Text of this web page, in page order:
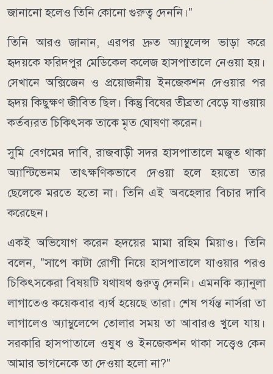
জানানো হলেও তিনি কোনো গুরুত্ব দেননি।"
তিনি আরও জানান, এরপর দ্রুত অ্যাম্বুলেন্স ভাড়া করে
হৃদয়কে ফরিদপুর মেডিকেল কলেজ হাসপাতালে নেওয়া হয়।
সেখানে অক্সিজেন ও প্রয়োজনীয় ইনজেকশন দেওয়ার পর
হৃদয় কিছুক্ষণ জীবিত ছিল। কিন্তু বিষের তীব্রতা বেড়ে যাওয়ায়
কর্তব্যরত চিকিৎসক তাকে মৃত ঘোষণা করেন।
সুমি বেগমের দাবি, রাজবাড়ী সদর হাসপাতালে মজুত থাকা
অ্যান্টিভেনম তাৎক্ষণিকভাবে দেওয়া হলে হয়তো তার
ছেলেকে মরতে হতো না। তিনি এই অবহেলার বিচার দাবি
করেছেন।
একই অভিযোগ করেন হৃদয়ের মামা রহিম মিয়াও। তিনি
বলেন, "সাপে কাটা রোগী নিয়ে হাসপাতালে যাওয়ার পরও
চিকিৎসকেরা বিষয়টি যথাযথ গুরুত্ব দেননি। এমনকি ক্যানুলা
লাগাতেও কয়েকবার ব্যর্থ হয়েছে তারা। শেষ পর্যন্ত নার্সরা তা
লাগালেও অ্যাম্বুলেন্সে তোলার সময় তা আবারও খুলে যায়।
সরকারি হাসপাতালে ওষুধ ও ইনজেকশন থাকা সত্ত্বেও কেন
আমার ভাগনেকে তা দেওয়া হলো না?"